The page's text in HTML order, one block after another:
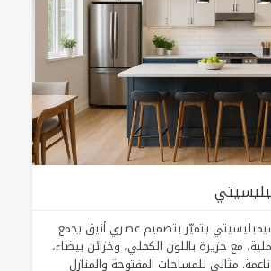
يتميّز بتصميم عصري أنيق يجمع
مع جزيرة باللون الكحلي، وخزائن بيضاء،
مثالي للمساحات المفتوحة والمنازل